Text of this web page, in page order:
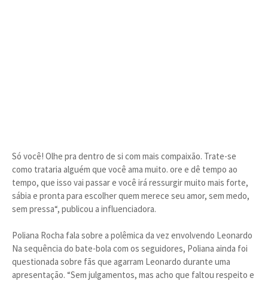
Só você! Olhe pra dentro de si com mais compaixão. Trate-se
como trataria alguém que você ama muito. ore e dê tempo ao
tempo, que isso vai passar e você irá ressurgir muito mais forte,
sábia e pronta para escolher quem merece seu amor, sem medo,
sem pressa“, publicou a influenciadora.
Poliana Rocha fala sobre a polêmica da vez envolvendo Leonardo
Na sequência do bate-bola com os seguidores, Poliana ainda foi
questionada sobre fãs que agarram Leonardo durante uma
apresentação. “Sem julgamentos, mas acho que faltou respeito e